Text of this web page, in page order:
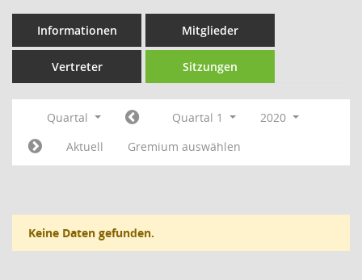
Informationen Mitglieder
Vertreter Sitzungen
Quartal Quartal 1
2020
Aktuell
Gremium auswählen
Keine Daten gefunden.